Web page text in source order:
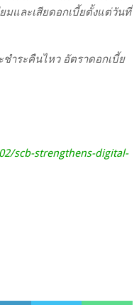
มและเสียดอกเบี้ยตั้งแต่วันที่
ำระคืนไหว อัตราดอกเบี้ย
scb-strengthens-digital-